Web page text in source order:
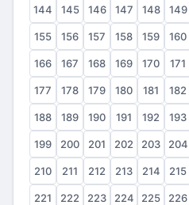
144 145 146 147 148 149
155 156 157 158 159 160
166 167 168 169 170 171
177 178 179 180 181 182
188 189 190 191 192 193
199 200 201 202 203 204
210 211 212 213 214 215
221 222 223 224 225 226